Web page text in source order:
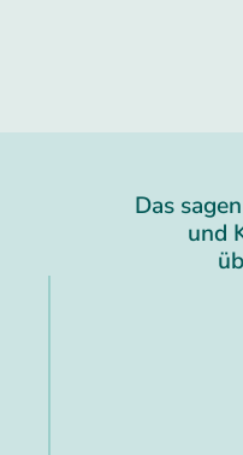
Das
und